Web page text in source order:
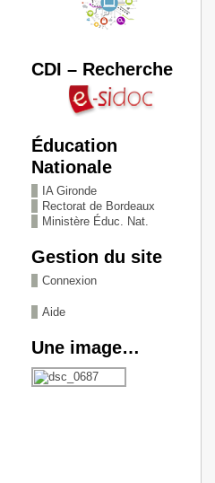
CDI – Recherche
Éducation
Nationale
IA Gironde
Rectorat de Bordeaux
Ministère Éduc. Nat.
Gestion du site
Connexion
Aide
Une image…